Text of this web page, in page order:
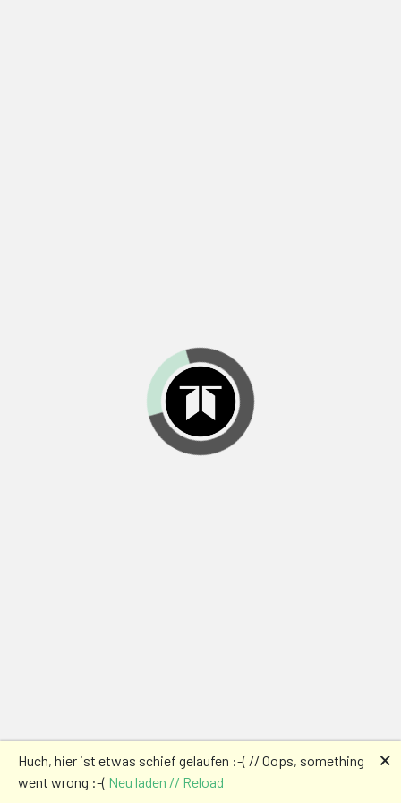
Huch, hier ist etwas schief gelaufen :-( // Oops, something
went wrong :-( Neu laden // Reload
🗙